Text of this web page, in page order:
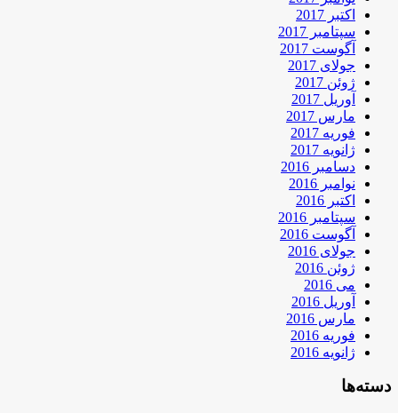
اکتبر 2017
سپتامبر 2017
آگوست 2017
جولای 2017
ژوئن 2017
آوریل 2017
مارس 2017
فوریه 2017
ژانویه 2017
دسامبر 2016
نوامبر 2016
اکتبر 2016
سپتامبر 2016
آگوست 2016
جولای 2016
ژوئن 2016
می 2016
آوریل 2016
مارس 2016
فوریه 2016
ژانویه 2016
دسته‌ها